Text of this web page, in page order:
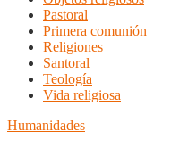
Pastoral
Primera comunión
Religiones
Santoral
Teología
Vida religiosa
Humanidades